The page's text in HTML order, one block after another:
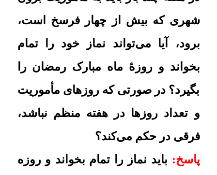
منظور تفریح یا هر امر دیگری غیر از
کار، به مسافرت برود، در خصوص نماز
و روزه چه وظیفه‌ای دارد؟
پاسخ:
نماز او تمام و باید روزه بگیرد
اجبار روزه گرفتن کثیرالسّفر
کثیرالسّفر اختیار دارد روزه‌اش
را در سفر بگیرد یا اجباراً باید بگیرد؟
پاسخ:باید بگیرد؛ همچنان‌که نماز را
باید تمام بخواند
نامنظم بودن فواصل سفر
سوال :
مشاغلی وجود دارد که شاغل